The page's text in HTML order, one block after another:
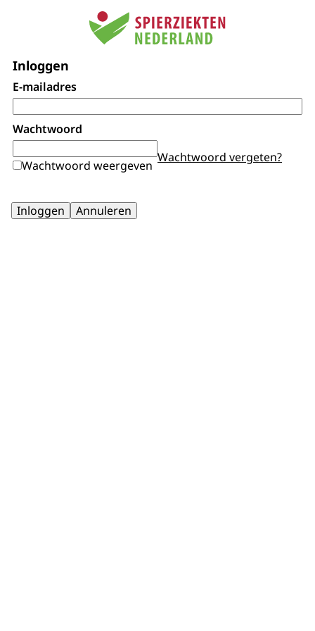
Inloggen
E-mailadres
Wachtwoord
Wachtwoord weergeven
Wachtwoord vergeten?
Inloggen Annuleren